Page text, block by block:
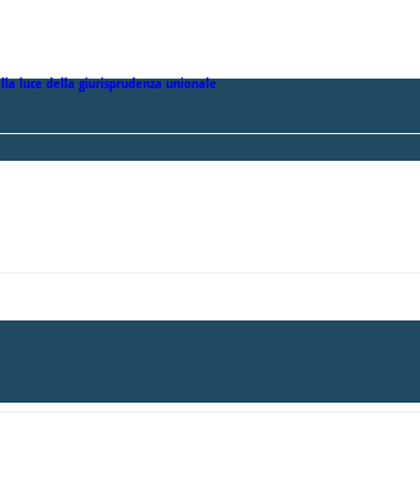
luce della giurisprudenza unionale